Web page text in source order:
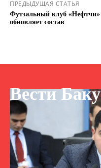
ПРЕДЫДУЩАЯ СТАТЬЯ
Футзальный клуб «Нефтчи»
обновляет состав
Вести Баку